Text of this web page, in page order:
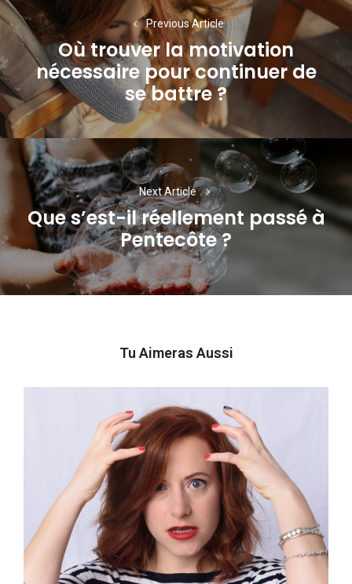
de
l’article
Previous Article
Previous
post:
Où trouver la motivation
nécessaire pour continuer de
se battre ?
Next Article
Next
post:
Que s’est-il réellement passé à
Pentecôte ?
Tu Aimeras Aussi